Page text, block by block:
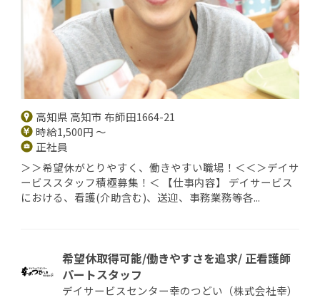
高知県 高知市 布師田1664-21
時給1,500円 ～
正社員
＞＞希望休がとりやすく、働きやすい職場！＜＜＞デイサ
ービススタッフ積極募集！＜ 【仕事内容】 デイサービス
における、看護(介助含む)、送迎、事務業務等各...
希望休取得可能/働きやすさを追求/ 正看護師
パートスタッフ
デイサービスセンター幸のつどい（株式会社幸）